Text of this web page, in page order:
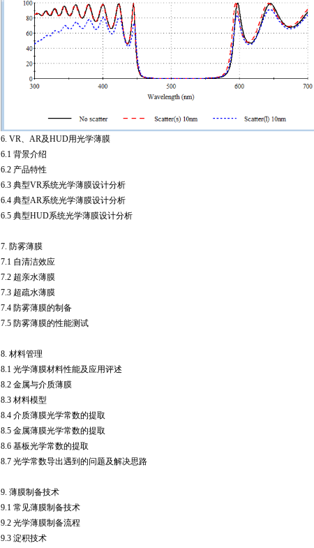
6. VR、AR及HUD用光学薄膜
6.1 背景介绍
6.2 产品特性
6.3 典型VR系统光学薄膜设计分析
6.4 典型AR系统光学薄膜设计分析
6.5 典型HUD系统光学薄膜设计分析
7. 防雾薄膜
7.1 自清洁效应
7.2 超亲水薄膜
7.3 超疏水薄膜
7.4 防雾薄膜的制备
7.5 防雾薄膜的性能测试
8. 材料管理
8.1 光学薄膜材料性能及应用评述
8.2 金属与介质薄膜
8.3 材料模型
8.4 介质薄膜光学常数的提取
8.5 金属薄膜光学常数的提取
8.6 基板光学常数的提取
8.7 光学常数导出遇到的问题及解决思路
9. 薄膜制备技术
9.1 常见薄膜制备技术
9.2 光学薄膜制备流程
9.3 淀积技术